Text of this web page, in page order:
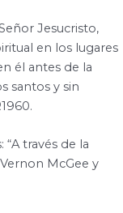
Jesucristo,
en los lugares
él antes de la
santos y sin
través de la
McGee y